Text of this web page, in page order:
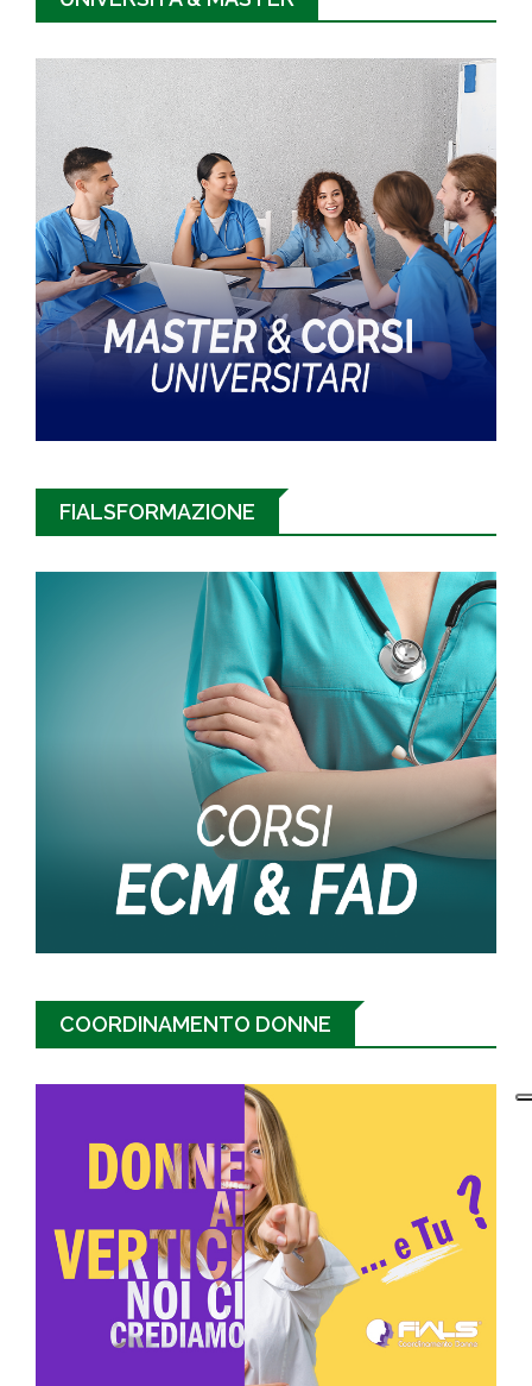
FIALSFORMAZIONE
COORDINAMENTO DONNE